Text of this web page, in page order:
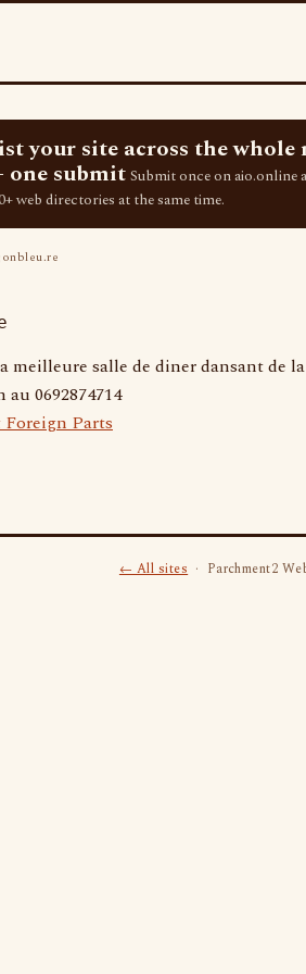
your site across the whole
submit Submit once on aio.online
web directories at the same time.
meilleure salle de diner dansant de
0692874714
Parts
← All sites· Parchment2